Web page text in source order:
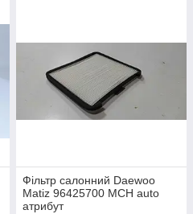
Фільтр салонний Daewoo
Matiz 96425700 MCH auto
атрибут